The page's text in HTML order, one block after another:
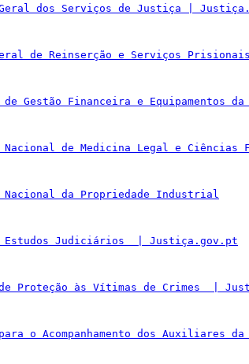
Geral dos Serviços de Justiça |
de Reinserção e Serviços
Gestão Financeira e Equipamentos
de Medicina Legal e Ciências
da Propriedade Industrial
Estudos Judiciários  | Justiça.gov.pt
de Proteção às Vítimas de Crimes  |
o Acompanhamento dos Auxiliares